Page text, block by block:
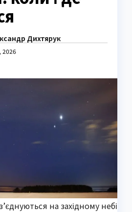
Дихтярук
2026
на західному небі